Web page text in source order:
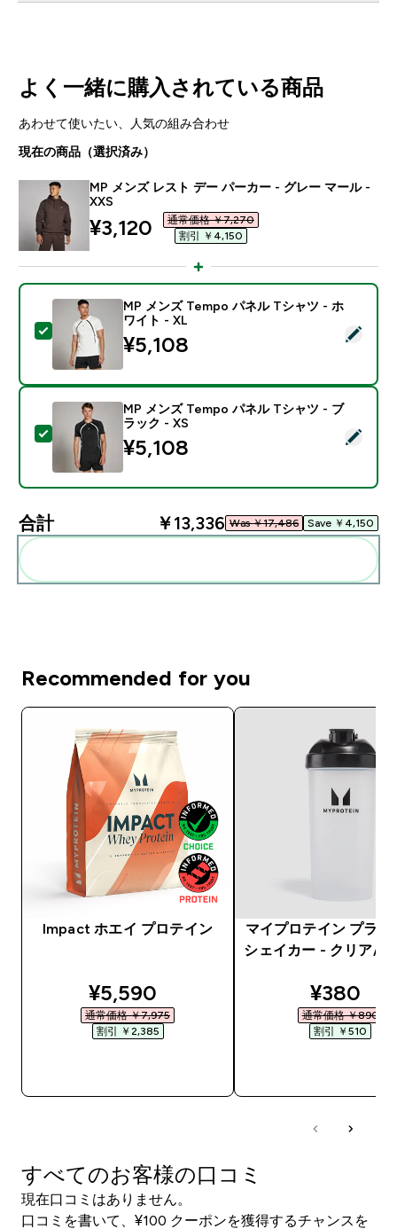
よく一緒に購入されている商品
あわせて使いたい、人気の組み合わせ
現在の商品（選択済み）
MP メンズ レスト デー パーカー - グレー マール -
XXS
discounted price
¥3,120‎
通常価格 ￥7,270‎
割引 ￥4,150‎
この商品を選択 - MP メンズ Tempo パネル Tシャツ -
MP メンズ Tempo パネル Tシャツ - ホ
ワイト - XL
¥5,108‎
この商品を選択 - MP メンズ Tempo パネル Tシャツ -
MP メンズ Tempo パネル Tシャツ - ブ
ラック - XS
¥5,108‎
合計 ￥13,336‎ Was ￥17,486‎ Save ￥4,150‎
Recommended for you
Impact ホエイ プロテイン
discounted price
¥5,590‎
通常価格 ￥7,975‎
割引 ￥2,385‎
マイプロテイン プラス
シェイカー - クリア/ブ
¥380‎
通常価格 ￥890‎
割引 ￥510‎
すべてのお客様の口コミ
現在口コミはありません。
口コミを書いて、¥100 クーポンを獲得するチャンスを